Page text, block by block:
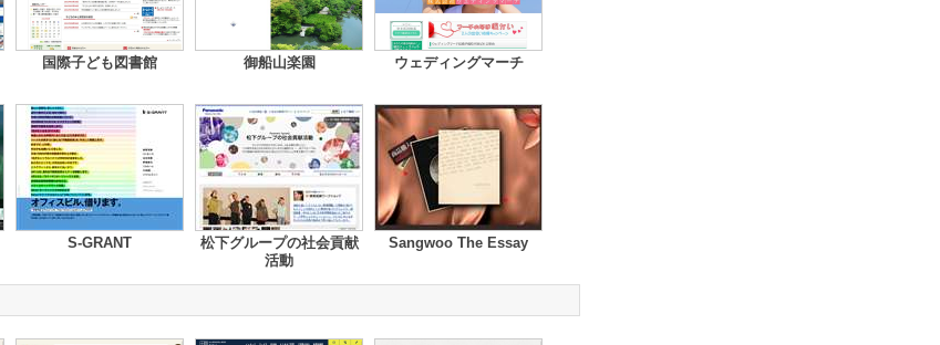
国際子ども図書館 御船山楽園 ウェディングマーチ
S-GRANT
松下グループの社会貢献
活動
Sangwoo The Essay